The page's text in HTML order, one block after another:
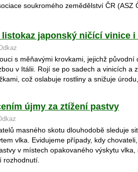
soukromého zemědělství ČR (ASZ
listokaz japonský ničící vinice i
s měňavými krovkami, jejichž
v Itálii. Rojí se po sadech a vinicích a
což oslabuje rostliny a snižuje
újmy za ztížení pastvy
masného skotu dlouhodobě sleduje
vlka. Evidujeme případy, kdy
v místech opakovaného výskytu
rozhodnutí.